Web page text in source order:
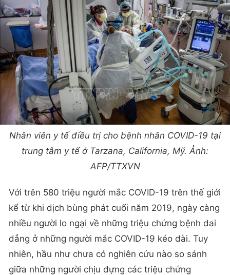
Nhân viên y tế điều trị cho bệnh nhân COVID-19 tại
trung tâm y tế ở Tarzana, California, Mỹ. Ảnh:
AFP/TTXVN
Với trên 580 triệu người mắc COVID-19 trên thế giới
kể từ khi dịch bùng phát cuối năm 2019, ngày càng
nhiều người lo ngại về những triệu chứng bệnh dai
dẳng ở những người mắc COVID-19 kéo dài. Tuy
nhiên, hầu như chưa có nghiên cứu nào so sánh
giữa những người chịu đựng các triệu chứng